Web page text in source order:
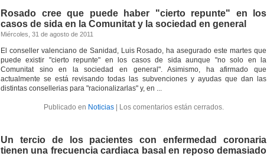
Rosado cree que puede haber "cierto repunte" en los
casos de sida en la Comunitat y la sociedad en general
Miércoles, 31 de agosto de 2011
El conseller valenciano de Sanidad, Luis Rosado, ha asegurado este martes que
puede existir "cierto repunte" en los casos de sida aunque "no solo en la
Comunitat sino en la sociedad en general". Asimismo, ha afirmado que
actualmente se está revisando todas las subvenciones y ayudas que dan las
distintas consellerias para "racionalizarlas" y, en ...
Publicado en Noticias| Los comentarios están cerrados.
Un tercio de los pacientes con enfermedad coronaria
tienen una frecuencia cardiaca basal en reposo demasiado